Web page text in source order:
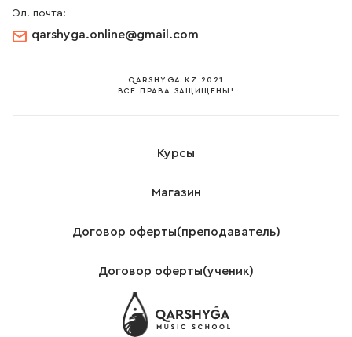
Эл. почта:
qarshyga.online@gmail.соm
QARSHYGA.KZ 2021
ВСЕ ПРАВА ЗАЩИЩЕНЫ!
Курсы
Магазин
Договор оферты(преподаватель)
Договор оферты(ученик)